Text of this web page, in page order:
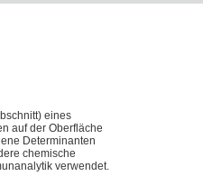
eines
auf der Oberfläche
Determinanten
chemische
verwendet.